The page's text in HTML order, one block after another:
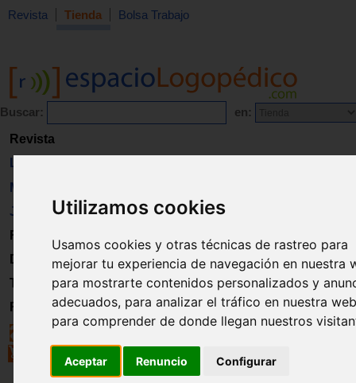
Utilizamos cookies
Usamos cookies y otras técnicas de rastreo para
mejorar tu experiencia de navegación en nuestra
para mostrarte contenidos personalizados y
adecuados, para analizar el tráfico en nuestra
para comprender de donde llegan nuestros
Aceptar Renuncio Configurar
Revista Tienda Bolsa Trabajo
Buscar: en:
Revista
Libros
Material
Juguetes
Formación
Directorio
Trabajo
Registro